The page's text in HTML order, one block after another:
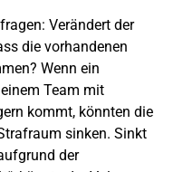
Verändert der
die vorhandenen
Wenn ein
Team mit
kommt, könnten die
sinken. Sinkt
der